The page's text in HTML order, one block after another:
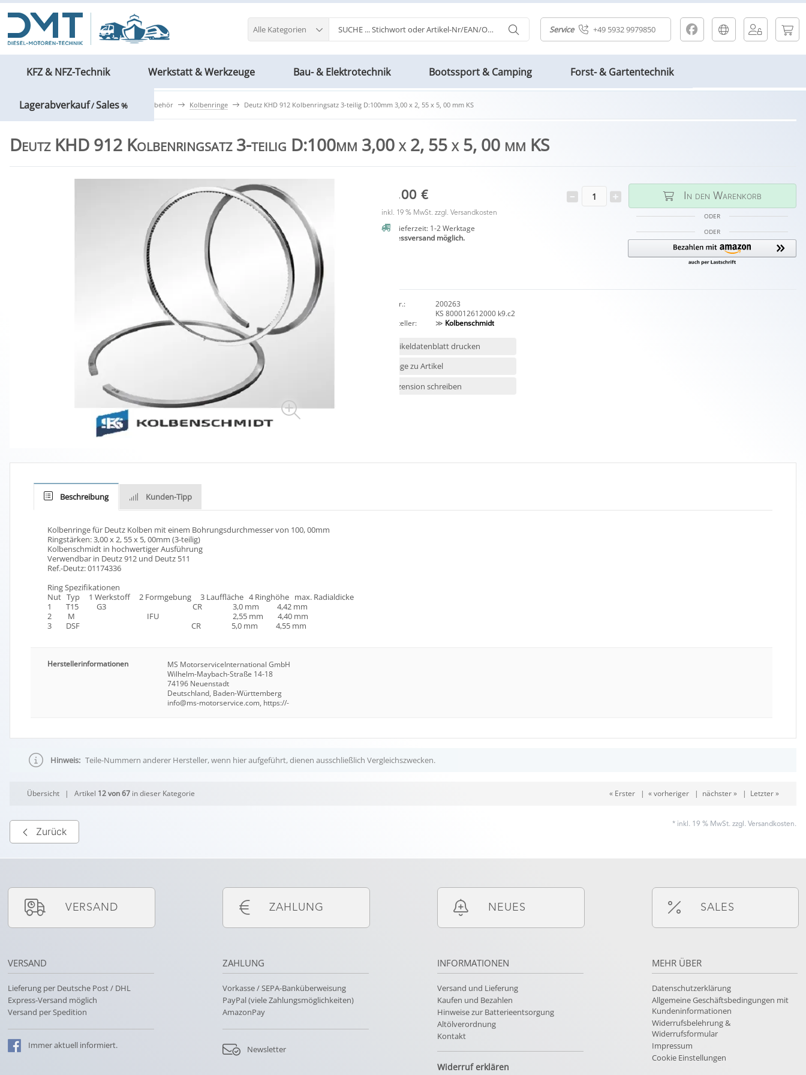
Service +49 5932 9979850
Alle Kategorien
KFZ & NFZ-Technik Werkstatt & Werkzeuge Bau- & Elektrotechnik Bootssport & Camping Forst- & Gartentechnik
Lagerabverkauf/Sales%
KFZ & NFZ-Technik Motoren & Zubehör Kolbenringe Deutz KHD 912 Kolbenringsatz 3-teilig D:100mm 3,00 x 2, 55 x 5, 00 mm KS
Deutz KHD 912 Kolbenringsatz 3-teilig D:100mm 3,00 x 2, 55 x 5, 00 mm KS
20,00 €
inkl. 19 % MwSt. zzgl. Versandkosten
Lieferzeit: 1-2 Werktage
Expressversand möglich.
In den Warenkorb
ODER
ODER
Art.Nr.:
200263
KS 800012612000 k9.c2
Hersteller:
≫ Kolbenschmidt
Artikeldatenblatt drucken
Frage zu Artikel
Rezension schreiben
Beschreibung Kunden-Tipp
Kolbenringe für Deutz Kolben mit einem Bohrungsdurchmesser von 100, 00mm
Ringstärken: 3,00 x 2, 55 x 5, 00mm (3-teilig)
Kolbenschmidt in hochwertiger Ausführung
Verwendbar in Deutz 912 und Deutz 511
Ref.-Deutz: 01174336
Ring Spezifikationen
Nut Typ 1 Werkstoff 2 Formgebung 3 Lauffläche 4 Ringhöhe max. Radialdicke
1 T15 G3 CR 3,0 mm 4,42 mm
2 M IFU 2,55 mm 4,40 mm
3 DSF CR 5,0 mm 4,55 mm
Herstellerinformationen
MS MotorserviceInternational GmbH
Wilhelm-Maybach-Straße 14-18
74196 Neuenstadt
Deutschland, Baden-Württemberg
info@ms-motorservice.com, https://-
Hinweis: Teile-Nummern anderer Hersteller, wenn hier aufgeführt, dienen ausschließlich Vergleichszwecken.
Übersicht | Artikel 12 von 67 in dieser Kategorie « Erster| « vorheriger| nächster »| Letzter »
Zurück
* inkl. 19 % MwSt. zzgl. Versandkosten.
VERSAND
VERSAND
Lieferung per Deutsche Post / DHL
Express-Versand möglich
Versand per Spedition
Immeraktuell informiert.
ZAHLUNG
ZAHLUNG
Vorkasse / SEPA-Banküberweisung
PayPal (viele Zahlungsmöglichkeiten)
AmazonPay
Newsletter
NEUES
INFORMATIONEN
Versand und Lieferung
Kaufen und Bezahlen
Hinweise zur Batterieentsorgung
Altölverordnung
Kontakt
Widerruf erklären
SALES
MEHR ÜBER
Datenschutzerklärung
Allgemeine Geschäftsbedingungen mit
Kundeninformationen
Widerrufsbelehrung &
Widerrufsformular
Impressum
Cookie Einstellungen